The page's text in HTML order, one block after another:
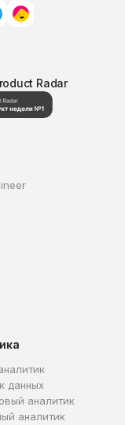
Radar
данных
аналитик
аналитик